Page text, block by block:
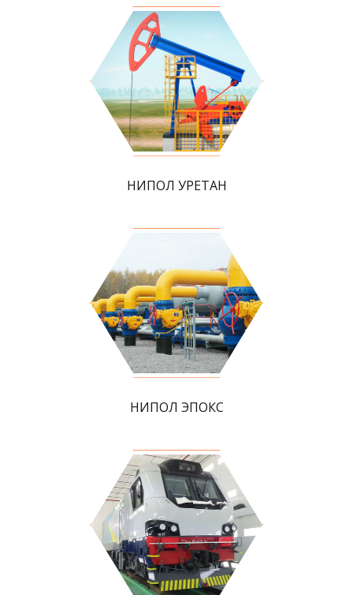
НИПОЛ УРЕТАН
НИПОЛ ЭПОКС